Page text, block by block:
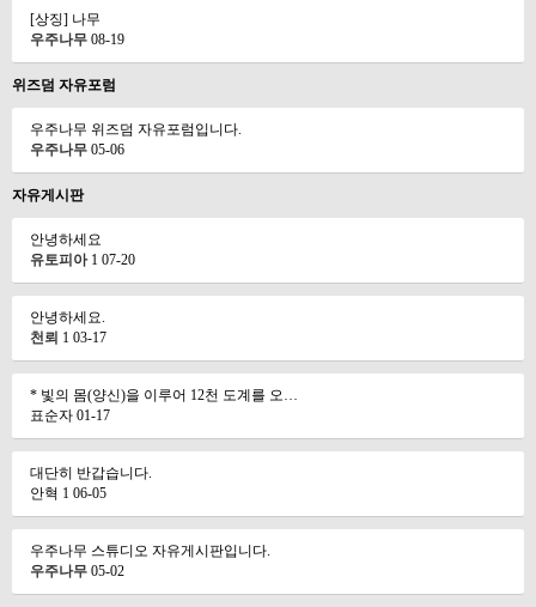
[상징] 나무
우주나무 08-19
위즈덤 자유포럼
우주나무 위즈덤 자유포럼입니다.
우주나무 05-06
자유게시판
안녕하세요
유토피아 1 07-20
안녕하세요.
천뢰 1 03-17
* 빛의 몸(양신)을 이루어 12천 도계를 오…
표순자 01-17
대단히 반갑습니다.
안혁 1 06-05
우주나무 스튜디오 자유게시판입니다.
우주나무 05-02